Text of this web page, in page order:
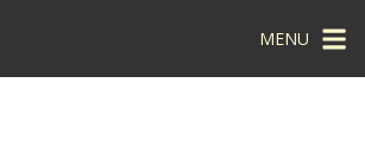
MENU